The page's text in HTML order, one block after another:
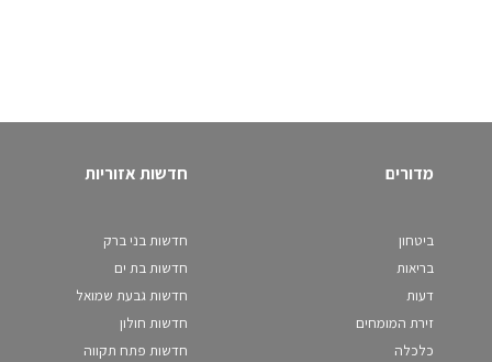
מדורים
ביטחון
בריאות
דעות
זירת המומחים
כלכלה
חדשות אזוריות
חדשות בני ברק
חדשות בת ים
חדשות גבעת שמואל
חדשות חולון
חדשות פתח תקווה